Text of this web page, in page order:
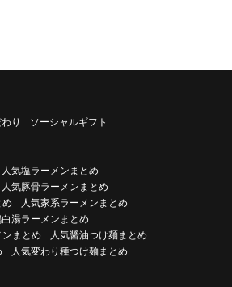
り ソーシャルギフト
人気塩ラーメンまとめ
人気豚骨ラーメンまとめ
め
人気家系ラーメンまとめ
白湯ラーメンまとめ
ンまとめ
人気醤油つけ麺まとめ
人気変わり種つけ麺まとめ